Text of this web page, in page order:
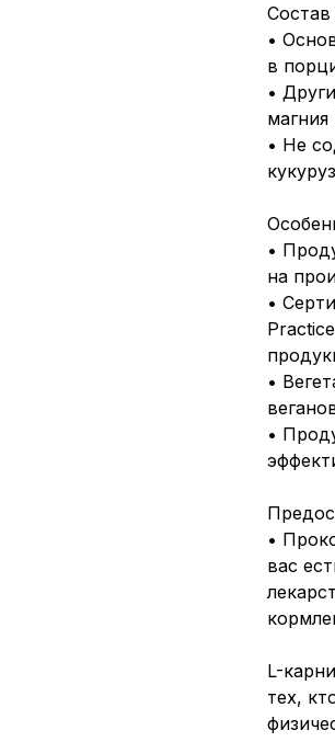
•
в
•
• Не
•
на
•
•
•
•
вас
L-
тех,